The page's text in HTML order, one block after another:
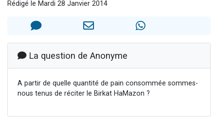
30 personnes viennent de faire un don pour Sauvez la jambe de Yohan
12 nouvelles musiques dans Torah-Box Music
29 personnes viennent de demander une bénédiction
Rédigé le Mardi 28 Janvier 2014
La question de Anonyme
A partir de quelle quantité de pain consommée sommes-
nous tenus de réciter le Birkat HaMazon ?